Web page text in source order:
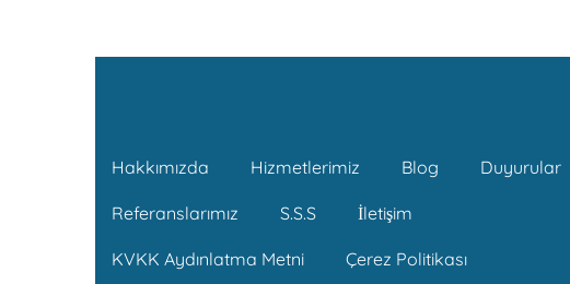
Hakkımızda Hizmetlerimiz Blog Duyurular
Referanslarımız S.S.S İletişim
KVKK Aydınlatma Metni Çerez Politikası